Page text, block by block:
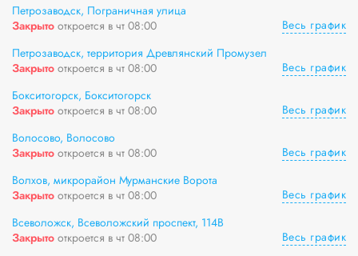
Петрозаводск, Пограничная улица
Закрыто откроется в чт 08:00
Весь график
Петрозаводск, территория Древлянский Промузел
Закрыто откроется в чт 08:00
Весь график
Бокситогорск, Бокситогорск
Закрыто откроется в чт 08:00
Весь график
Волосово, Волосово
Закрыто откроется в чт 08:00
Весь график
Волхов, микрорайон Мурманские Ворота
Закрыто откроется в чт 08:00
Весь график
Всеволожск, Всеволожский проспект, 114В
Закрыто откроется в чт 08:00
Весь график